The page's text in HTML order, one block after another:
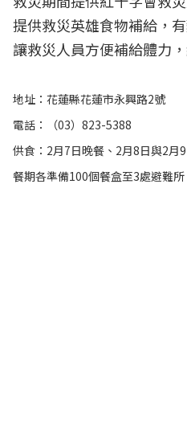
提供救災英雄食物補給，
讓救災人員方便補給體力
地址：花蓮縣花蓮市永興路2號
電話：（03）823-5388
供食：2月7日晚餐、2月8日與2月
餐期各準備100個餐盒至3處避難所